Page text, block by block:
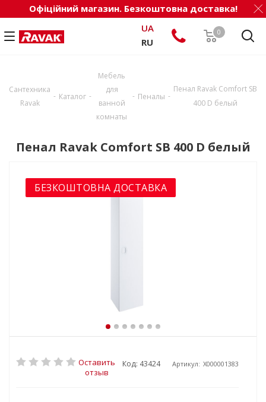
Офіційний магазин. Безкоштовна доставка!
0
UA
RU
Сантехника
Ravak
- Каталог -
Мебель
для
ванной
комнаты
- Пеналы -
Пенал Ravak Comfort SB
400 D белый
Пенал Ravak Comfort SB 400 D белый
БЕЗКОШТОВНА ДОСТАВКА
Оставить
отзыв
Код: 43424 Артикул: X000001383